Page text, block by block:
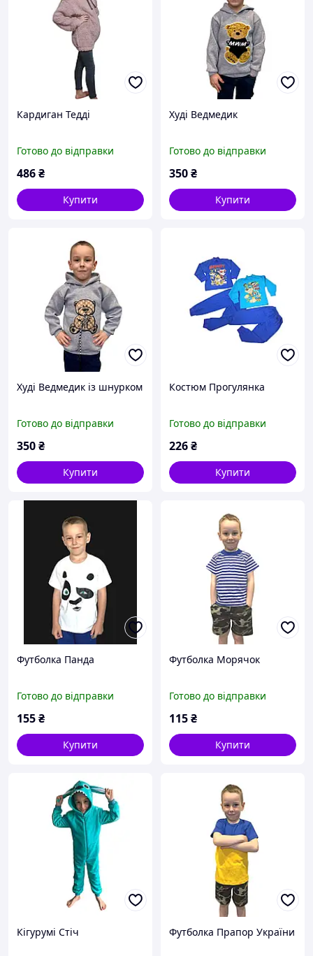
Кардиган Тедді
Готово до відправки
486₴
Купити
Худі Ведмедик
Готово до відправки
350₴
Купити
Худі Ведмедик із шнурком
Готово до відправки
350₴
Купити
Костюм Прогулянка
Готово до відправки
226₴
Купити
Футболка Панда
Готово до відправки
155₴
Купити
Футболка Морячок
Готово до відправки
115₴
Купити
Кігурумі Стіч Футболка Прапор України